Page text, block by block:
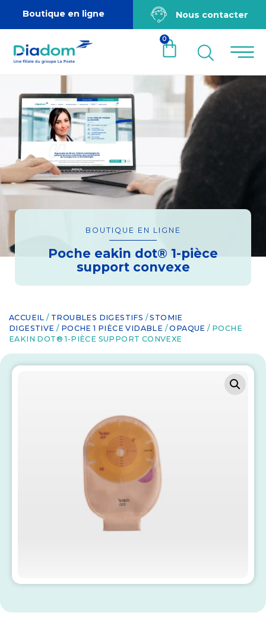
Boutique en ligne Nous contacter
0
BOUTIQUE EN LIGNE
Poche eakin dot® 1-pièce
support convexe
ACCUEIL / TROUBLES DIGESTIFS /STOMIE
DIGESTIVE / POCHE 1 PIÈCE VIDABLE /OPAQUE / POCHE
EAKIN DOT® 1-PIÈCE SUPPORT CONVEXE